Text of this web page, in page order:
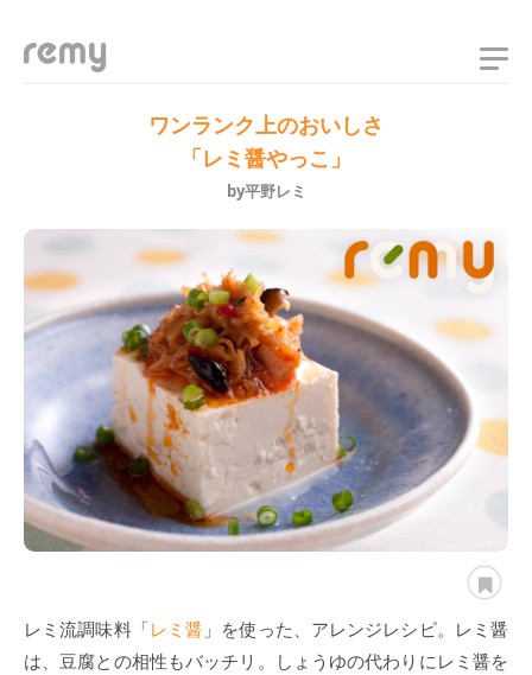
ワンランク上のおいしさ
「レミ醤やっこ」
by平野レミ
レミ流調味料「レミ醤 」を使った、アレンジレシピ。レミ醤
は、豆腐との相性もバッチリ。しょうゆの代わりにレミ醤を